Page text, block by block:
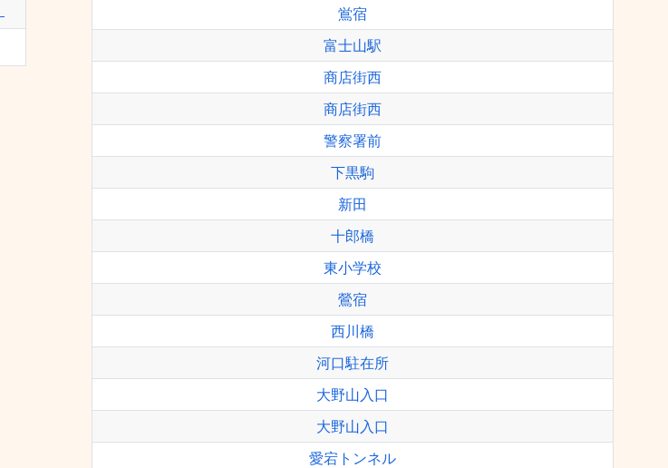
鴬宿
富士山駅
商店街西
商店街西
警察署前
下黒駒
新田
十郎橋
東小学校
鶯宿
西川橋
河口駐在所
大野山入口
大野山入口
愛宕トンネル